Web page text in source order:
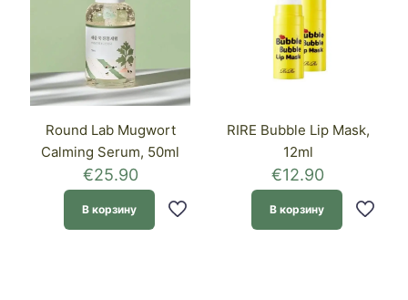
Round Lab Mugwort
Calming Serum, 50ml
€25.90
В корзину
RIRE Bubble Lip Mask,
12ml
€12.90
В корзину